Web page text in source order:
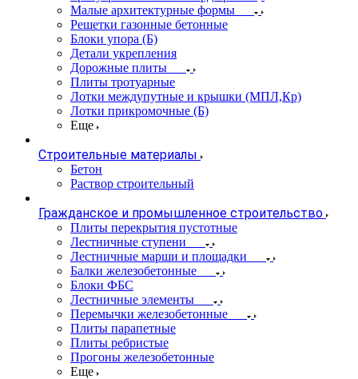
Малые архитектурные формы
Решетки газонные бетонные
Блоки упора (Б)
Детали укрепления
Дорожные плиты
Плиты тротуарные
Лотки междупутные и крышки (МПЛ,Кр)
Лотки прикромочные (Б)
Еще
Строительные материалы
Бетон
Раствор строительный
Гражданское и промышленное строительство
Плиты перекрытия пустотные
Лестничные ступени
Лестничные марши и площадки
Балки железобетонные
Блоки ФБС
Лестничные элементы
Перемычки железобетонные
Плиты парапетные
Плиты ребристые
Прогоны железобетонные
Еще